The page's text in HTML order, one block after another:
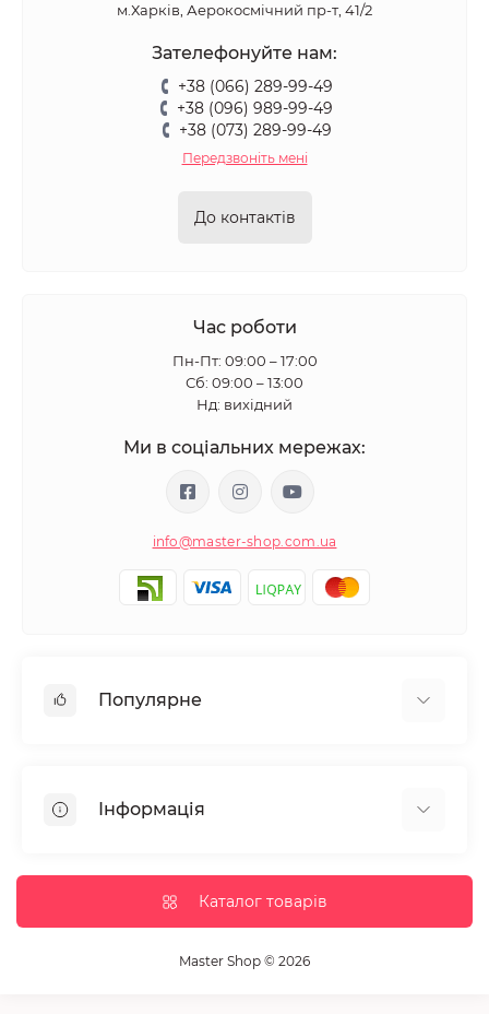
м.Харків, Аерокосмічний пр-т, 41/2
Зателефонуйте нам:
+38 (066) 289-99-49
+38 (096) 989-99-49
+38 (073) 289-99-49
Передзвоніть мені
До контактів
Час роботи
Пн-Пт: 09:00 – 17:00
Сб: 09:00 – 13:00
Нд: вихідний
Ми в соціальних мережах:
info@master-shop.com.ua
Популярне
Парафінотерапія
Вії та брови
Дезінфекція та стерилізація
Пензлики і набори для макіяжу
Інформація
Доставка та оплата
Корисні статті
Каталог товарів
Master Shop © 2026